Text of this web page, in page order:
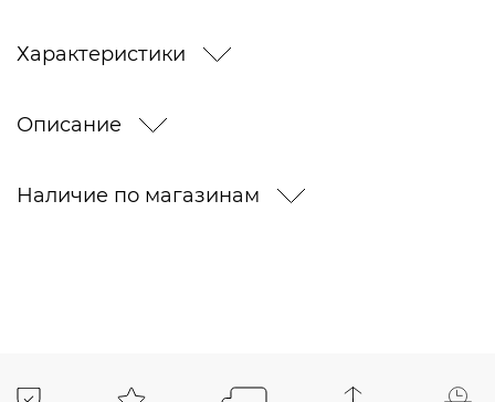
Характеристики
Описание
Наличие по магазинам